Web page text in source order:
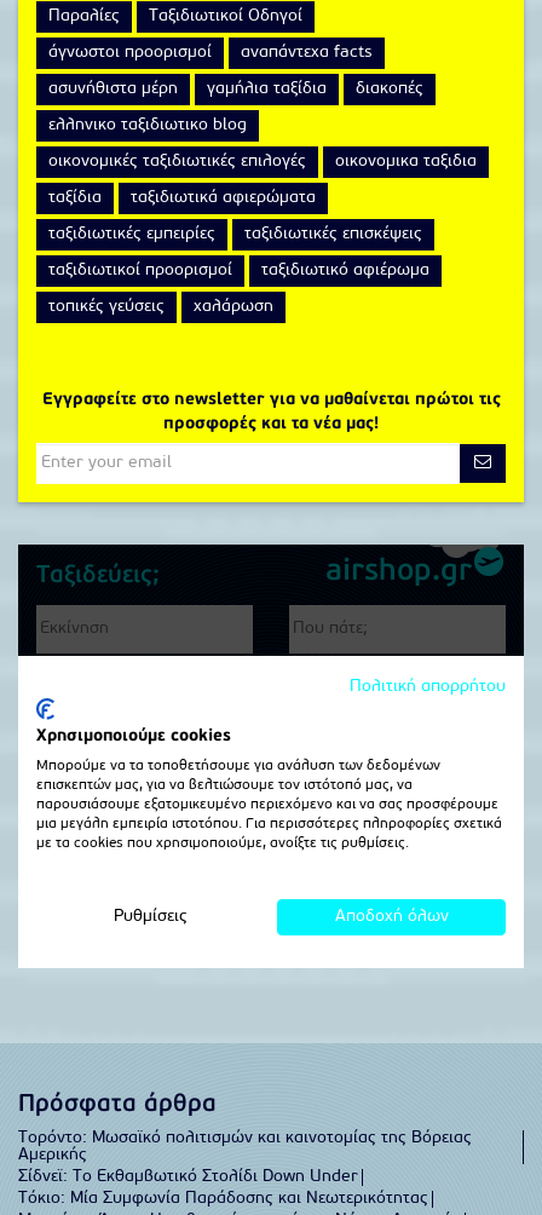
Παραλίες
Ταξιδιωτικοί Οδηγοί
άγνωστοι προορισμοί
αναπάντεχα facts
ασυνήθιστα μέρη
γαμήλια ταξίδια
διακοπές
ελληνικο ταξιδιωτικο blog
οικονομικές ταξιδιωτικές επιλογές
οικονομικα ταξιδια
ταξίδια
ταξιδιωτικά αφιερώματα
ταξιδιωτικές εμπειρίες
ταξιδιωτικές επισκέψεις
ταξιδιωτικοί προορισμοί
ταξιδιωτικό αφιέρωμα
τοπικές γεύσεις
χαλάρωση
Εγγραφείτε στο newsletter για να μαθαίνεται πρώτοι τις
προσφορές και τα νέα μας!
Πρόσφατα άρθρα
Τορόντο: Μωσαϊκό πολιτισμών και καινοτομίας της Βόρειας
Αμερικής
Σίδνεϊ: Το Εκθαμβωτικό Στολίδι Down Under
Τόκιο: Μία Συμφωνία Παράδοσης και Νεωτερικότητας